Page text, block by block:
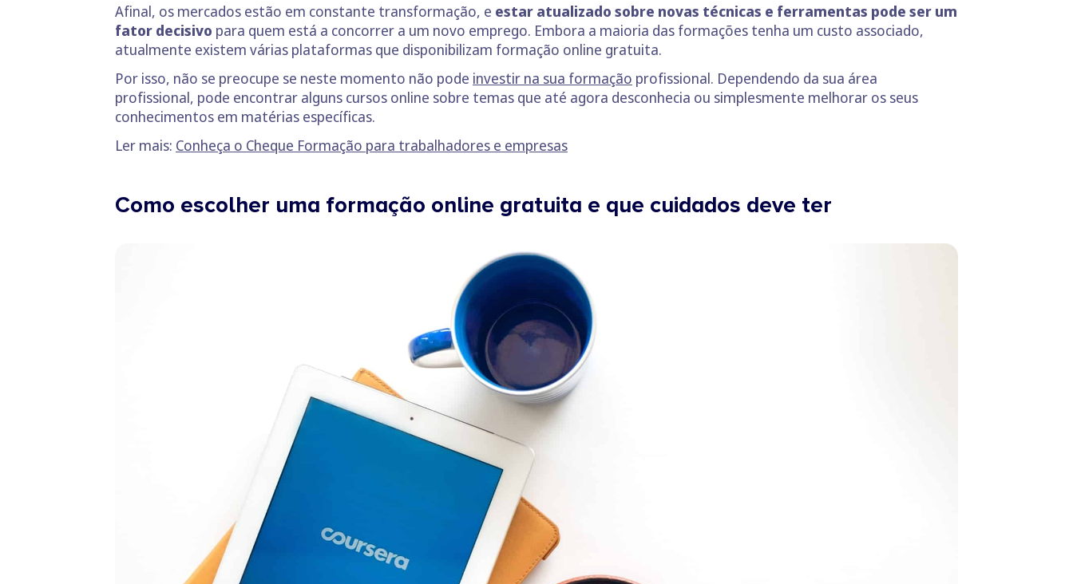
Afinal, os mercados estão em constante transformação, e estar atualizado sobre novas técnicas e ferramentas pode ser um
fator decisivo para quem está a concorrer a um novo emprego. Embora a maioria das formações tenha um custo associado,
atualmente existem várias plataformas que disponibilizam formação online gratuita.
Por isso, não se preocupe se neste momento não pode investir na sua formação profissional. Dependendo da sua área
profissional, pode encontrar alguns cursos online sobre temas que até agora desconhecia ou simplesmente melhorar os seus
conhecimentos em matérias específicas.
Ler mais: Conheça o Cheque Formação para trabalhadores e empresas
Como escolher uma formação online gratuita e que cuidados deve ter